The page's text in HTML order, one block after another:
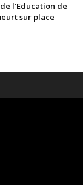
l’Education de
sur place